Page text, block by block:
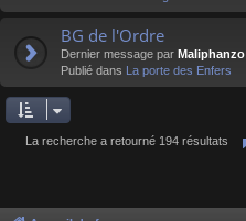
BG de l'Ordre
Dernier message par Maliphanzo
Publié dans La porte des Enfers
La recherche a retourné 194 résultats